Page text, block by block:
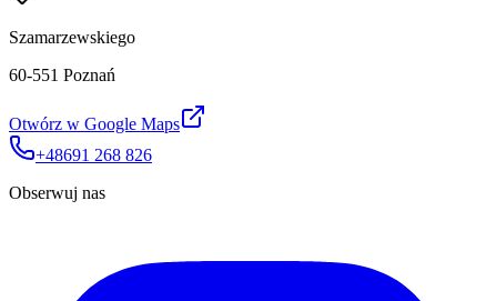
Szamarzewskiego
60-551 Poznań
Otwórz w Google Maps
+48691 268 826
Obserwuj nas